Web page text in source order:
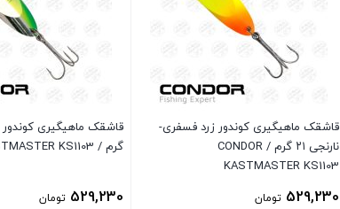
قاشقک ماهیگیری کوندور زرد فسفری-
نارنجی ۲۱ گرم / CONDOR
KASTMASTER KS1103
529,230 تومان
گرم / CONDOR KASTMASTER KS1103
529,230 تومان